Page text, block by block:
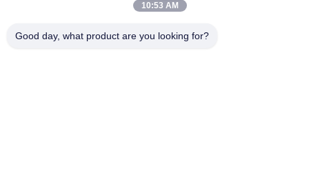
Προμηθευτής. Πνευματικά δικαιώματα © 2021-2026 Chengdu
δικαιώματα.
10:53 AM
Good day, what product are you looking for?